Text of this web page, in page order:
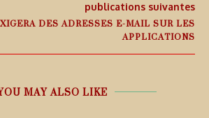
publications suivantes
DES ADRESSES E-MAIL SUR LES
APPLICATIONS
MAY ALSO LIKE